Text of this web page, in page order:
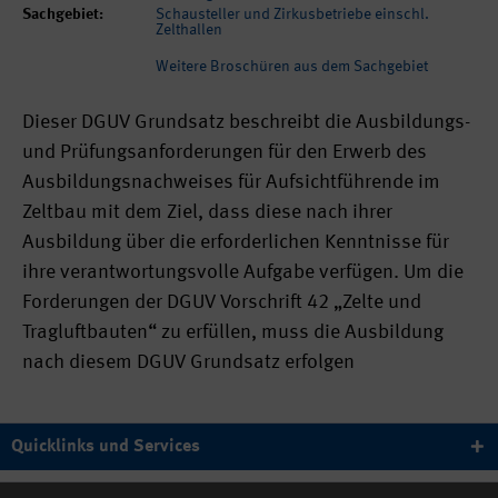
Sachgebiet:
Schausteller und Zirkusbetriebe einschl.
Zelthallen
Weitere Broschüren aus dem Sachgebiet
Dieser DGUV Grundsatz beschreibt die Ausbildungs-
und Prüfungsanforderungen für den Erwerb des
Ausbildungsnachweises für Aufsichtführende im
Zeltbau mit dem Ziel, dass diese nach ihrer
Ausbildung über die erforderlichen Kenntnisse für
ihre verantwortungsvolle Aufgabe verfügen. Um die
Forderungen der DGUV Vorschrift 42 „Zelte und
Tragluftbauten“ zu erfüllen, muss die Ausbildung
nach diesem DGUV Grundsatz erfolgen
Quicklinks und Services